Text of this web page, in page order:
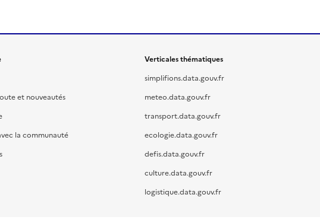
et nouveautés
la communauté
Verticales thématiques
simplifions.data.gouv.fr
meteo.data.gouv.fr
transport.data.gouv.fr
ecologie.data.gouv.fr
defis.data.gouv.fr
culture.data.gouv.fr
logistique.data.gouv.fr